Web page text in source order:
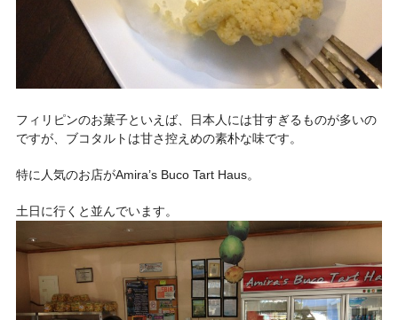
フィリピンのお菓子といえば、日本人には甘すぎるものが多いの
ですが、ブコタルトは甘さ控えめの素朴な味です。
特に人気のお店がAmira’s Buco Tart Haus。
土日に行くと並んでいます。